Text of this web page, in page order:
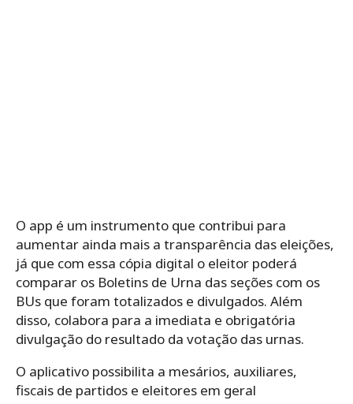
O app é um instrumento que contribui para
aumentar ainda mais a transparência das eleições,
já que com essa cópia digital o eleitor poderá
comparar os Boletins de Urna das seções com os
BUs que foram totalizados e divulgados. Além
disso, colabora para a imediata e obrigatória
divulgação do resultado da votação das urnas.
O aplicativo possibilita a mesários, auxiliares,
fiscais de partidos e eleitores em geral